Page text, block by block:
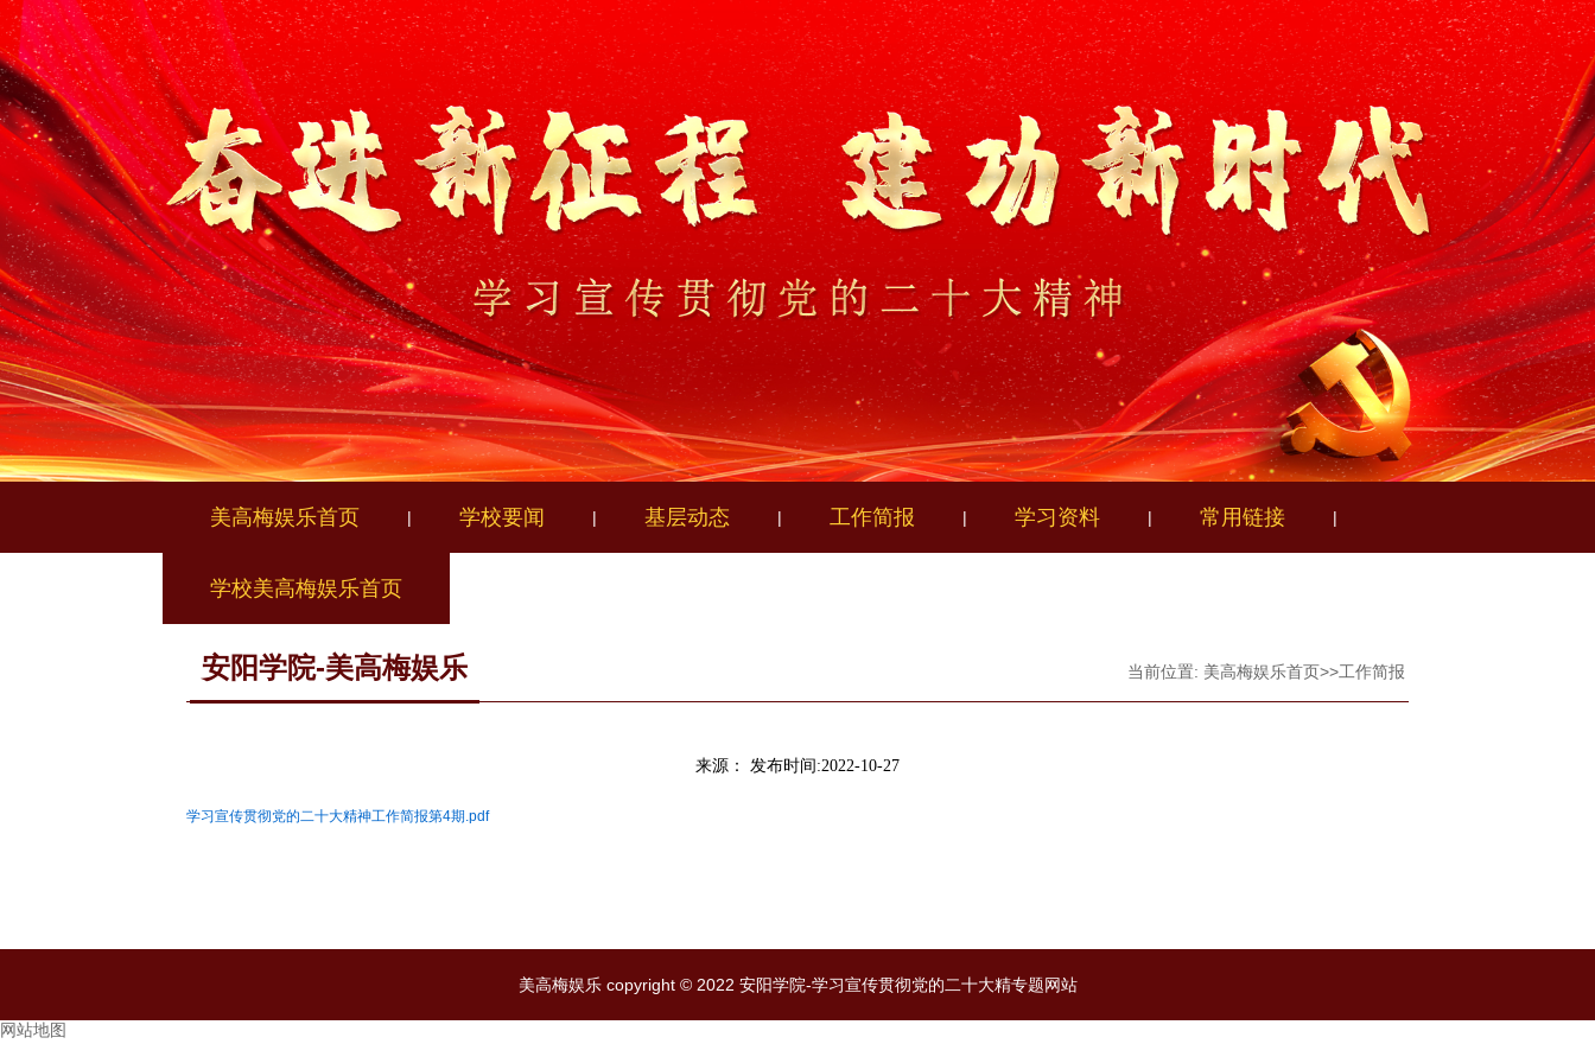
美高梅娱乐首页 学校要闻 基层动态 工作简报 学习资料 常用链接
学校美高梅娱乐首页
安阳学院-美高梅娱乐 当前位置: 美高梅娱乐首页>>工作简报
来源： 发布时间:2022-10-27
学习宣传贯彻党的二十大精神工作简报第4期.pdf
美高梅娱乐 copyright © 2022 安阳学院-学习宣传贯彻党的二十大精专题网站
网站地图